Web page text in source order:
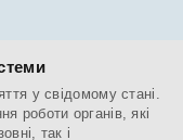
у свідомому стані.
роботи органів, які
так і